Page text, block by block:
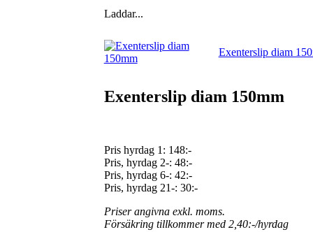
Laddar...
Exenterslip diam
Exenterslip diam 150mm
Pris hyrdag 1: 148:-
Pris, hyrdag 2-: 48:-
Pris, hyrdag 6-: 42:-
Pris, hyrdag 21-: 30:-
Priser angivna exkl. moms.
Försäkring tillkommer med 2,40:-/hyrdag